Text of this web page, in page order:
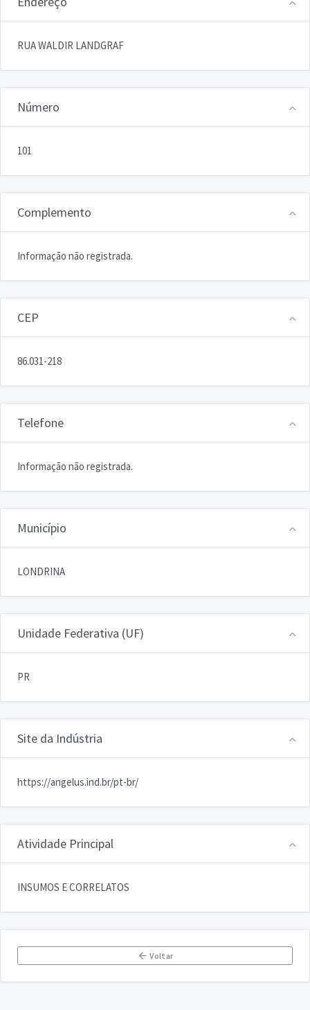
RUA WALDIR LANDGRAF
Número
101
Complemento
Informação não registrada.
CEP
86.031-218
Telefone
Informação não registrada.
Município
LONDRINA
Unidade Federativa (UF)
PR
Site da Indústria
https://angelus.ind.br/pt-br/
Atividade Principal
INSUMOS E CORRELATOS
Voltar